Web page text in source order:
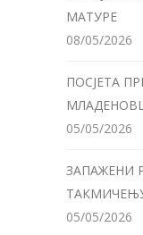
МАТУРЕ
08/05/2026
ПОСЈЕТА
05/05/2026
ЗАПАЖЕНИ
05/05/2026